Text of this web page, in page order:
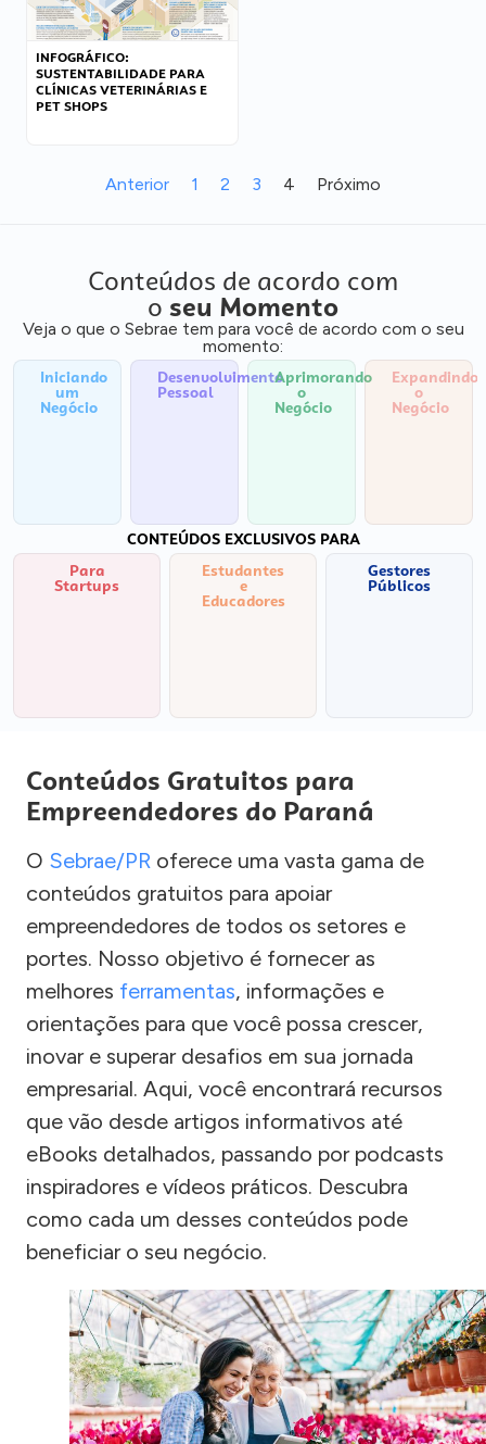
INFOGRÁFICO:
SUSTENTABILIDADE PARA
CLÍNICAS VETERINÁRIAS E
PET SHOPS
Anterior 1 2 3 4 Próximo
Conteúdos de acordo com
o seu Momento
Veja o que o Sebrae tem para você de acordo com o seu
momento:
Iniciando
um
Negócio
Desenvolvimento
Pessoal
Aprimorando
o
Negócio
Expandindo
o
Negócio
CONTEÚDOS EXCLUSIVOS PARA
Para
Startups
Estudantes
e
Educadores
Gestores
Públicos
Conteúdos Gratuitos para
Empreendedores do Paraná
O Sebrae/PR oferece uma vasta gama de
conteúdos gratuitos para apoiar
empreendedores de todos os setores e
portes. Nosso objetivo é fornecer as
melhores ferramentas, informações e
orientações para que você possa crescer,
inovar e superar desafios em sua jornada
empresarial. Aqui, você encontrará recursos
que vão desde artigos informativos até
eBooks detalhados, passando por podcasts
inspiradores e vídeos práticos. Descubra
como cada um desses conteúdos pode
beneficiar o seu negócio.